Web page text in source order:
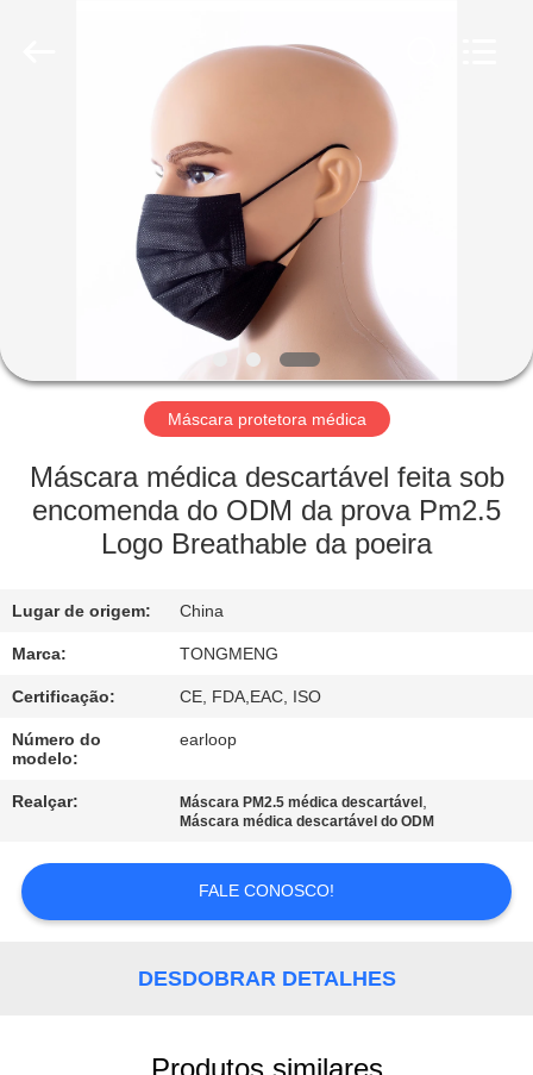
PRODUTOS
EXCURSÃO
FÁBRICA
CONTROLE
QUALIDADE
CONTACTE-
NOS
PEÇA
CITAÇÕES
Máscara protetora médica
Máscara médica descartável feita sob
encomenda do ODM da prova Pm2.5
Logo Breathable da poeira
Lugar de origem: China
Marca: TONGMENG
Certificação: CE, FDA,EAC, ISO
Número do
modelo:
earloop
Realçar: Máscara PM2.5 médica descartável ,
Máscara médica descartável do ODM
FALE CONOSCO!
DESDOBRAR DETALHES
Produtos similares